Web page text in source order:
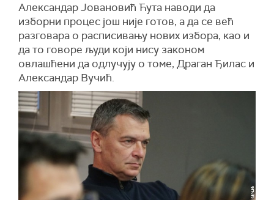
Александар Јовановић Ћута наводи да
изборни процес још није готов, а да се већ
разговара о расписивању нових избора, као и
да то говоре људи који нису законом
овлашћени да одлучују о томе, Драган Ђилас и
Александар Вучић.